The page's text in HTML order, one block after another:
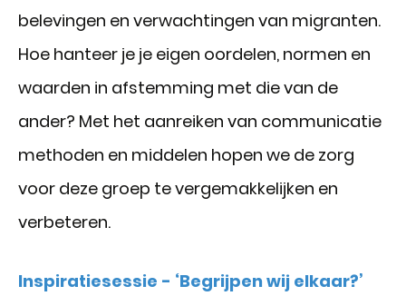
belevingen en verwachtingen van migranten.
Hoe hanteer je je eigen oordelen, normen en
waarden in afstemming met die van de
ander? Met het aanreiken van communicatie
methoden en middelen hopen we de zorg
voor deze groep te vergemakkelijken en
verbeteren.
Inspiratiesessie - ‘Begrijpen wij elkaar?’